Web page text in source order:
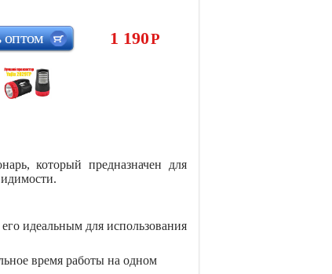
1 190Р
оптом
который предназначен для
идеальным для использования
время работы на одном